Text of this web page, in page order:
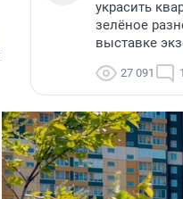
украсить
зелёное
выставке
27 091